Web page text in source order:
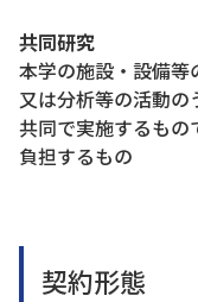
共同研究
本学の施設・設備
又は分析等の活動
共同で実施するも
負担するもの
契約形態